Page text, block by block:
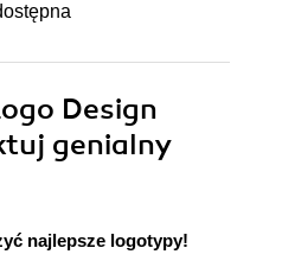
Design
genialny
najlepsze logotypy!